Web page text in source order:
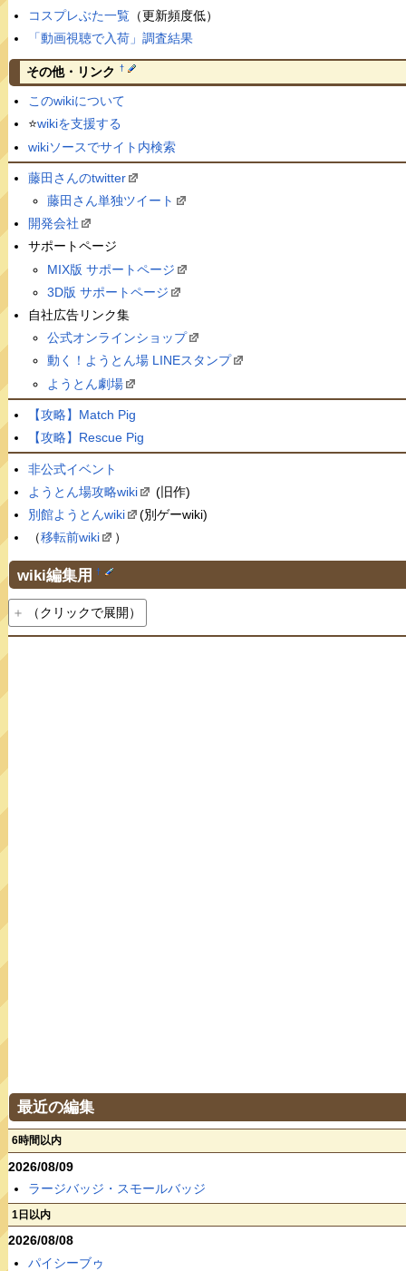
コスプレぶた一覧（更新頻度低）
「動画視聴で入荷」調査結果
その他・リンク †
このwikiについて
⭐️wikiを支援する
wikiソースでサイト内検索
藤田さんのtwitter
藤田さん単独ツイート
開発会社
サポートページ
MIX版 サポートページ
3D版 サポートページ
自社広告リンク集
公式オンラインショップ
動く！ようとん場 LINEスタンプ
ようとん劇場
【攻略】Match Pig
【攻略】Rescue Pig
非公式イベント
ようとん場攻略wiki
(旧作)
別館ようとんwiki
(別ゲーwiki)
（移転前wiki ）
wiki編集用 †
（クリックで展開）
最近の編集
6時間以内
2026/08/09
ラージバッジ・スモールバッジ
1日以内
2026/08/08
パイシーブゥ